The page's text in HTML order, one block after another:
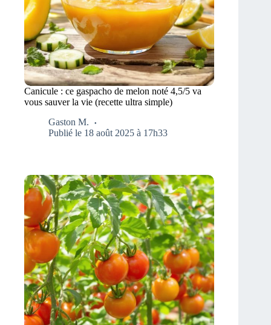
Canicule : ce gaspacho de melon noté 4,5/5 va
vous sauver la vie (recette ultra simple)
Gaston M.
Publié le 18 août 2025 à 17h33